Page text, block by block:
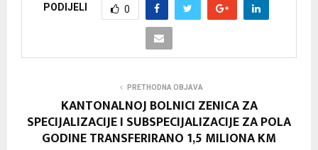
PODIJELI 0
PRETHODNA OBJAVA
KANTONALNOJ BOLNICI ZENICA ZA
SPECIJALIZACIJE I SUBSPECIJALIZACIJE ZA POLA
GODINE TRANSFERIRANO 1,5 MILIONA KM